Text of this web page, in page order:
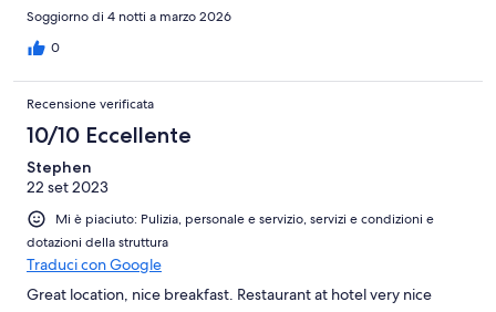
Soggiorno di 4 notti a marzo 2026
0
Recensione verificata
10/10 Eccellente
Stephen
22 set 2023
Mi è piaciuto: Pulizia, personale e servizio, servizi e condizioni e
dotazioni della struttura
Traduci con Google
Great location, nice breakfast. Restaurant at hotel very nice